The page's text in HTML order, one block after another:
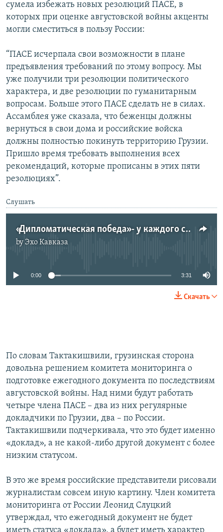
сумела избежать новых резолюций ПАСЕ, в
которых при оценке августовской войны акценты
могли сместиться в пользу России:
“ПАСЕ исчерпала свои возможности в плане
предъявления требований по этому вопросу. Мы
уже получили три резолюции политического
характера, и две резолюции по гуманитарным
вопросам. Больше этого ПАСЕ сделать не в силах.
Ассамблея уже сказала, что беженцы должны
вернуться в свои дома и российские войска
должны полностью покинуть территорию Грузии.
Пришло время требовать выполнения всех
рекомендаций, которые прописаны в этих пяти
резолюциях”.
Слушать
«Дипломатическая победа» - у каждого своя
by Эхо Кавказа
0:00 3:31
Скачать
По словам Тактакишвили, грузинская сторона
довольна решением комитета мониторинга о
подготовке ежегодного документа по последствиям
августовской войны. Над ними будут работать
четыре члена ПАСЕ – два из них регулярные
докладчики по Грузии, два – по России.
Тактакишвили подчеркивала, что это будет именно
«доклад», а не какой-либо другой документ с более
низким статусом.
В это же время российские представители рисовали
журналистам совсем иную картину. Член комитета
мониторинга от России Леонид Слуцкий
утверждал, что ежегодный документ не будет